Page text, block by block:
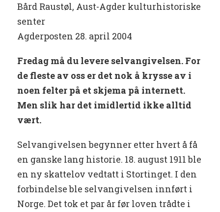
Bård Raustøl, Aust-Agder kulturhistoriske
senter
Agderposten 28. april 2004
Fredag må du levere selvangivelsen. For
de fleste av oss er det nok å krysse av i
noen felter på et skjema på internett.
Men slik har det imidlertid ikke alltid
vært.
Selvangivelsen begynner etter hvert å få
en ganske lang historie. 18. august 1911 ble
en ny skattelov vedtatt i Stortinget. I den
forbindelse ble selvangivelsen innført i
Norge. Det tok et par år før loven trådte i